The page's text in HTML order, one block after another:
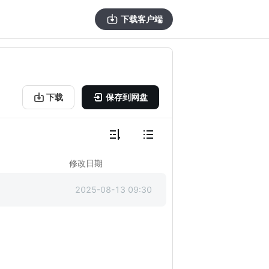
下载客户端
下载 保存到网盘
修改日期
2025-08-13 09:30